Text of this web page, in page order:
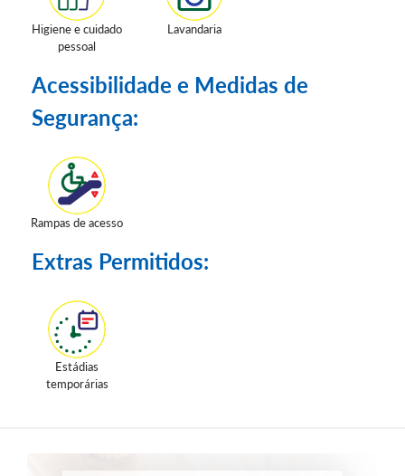
Higiene e cuidado
pessoal
Lavandaria
Acessibilidade e Medidas de
Segurança:
Rampas de acesso
Extras Permitidos:
Estádias
temporárias